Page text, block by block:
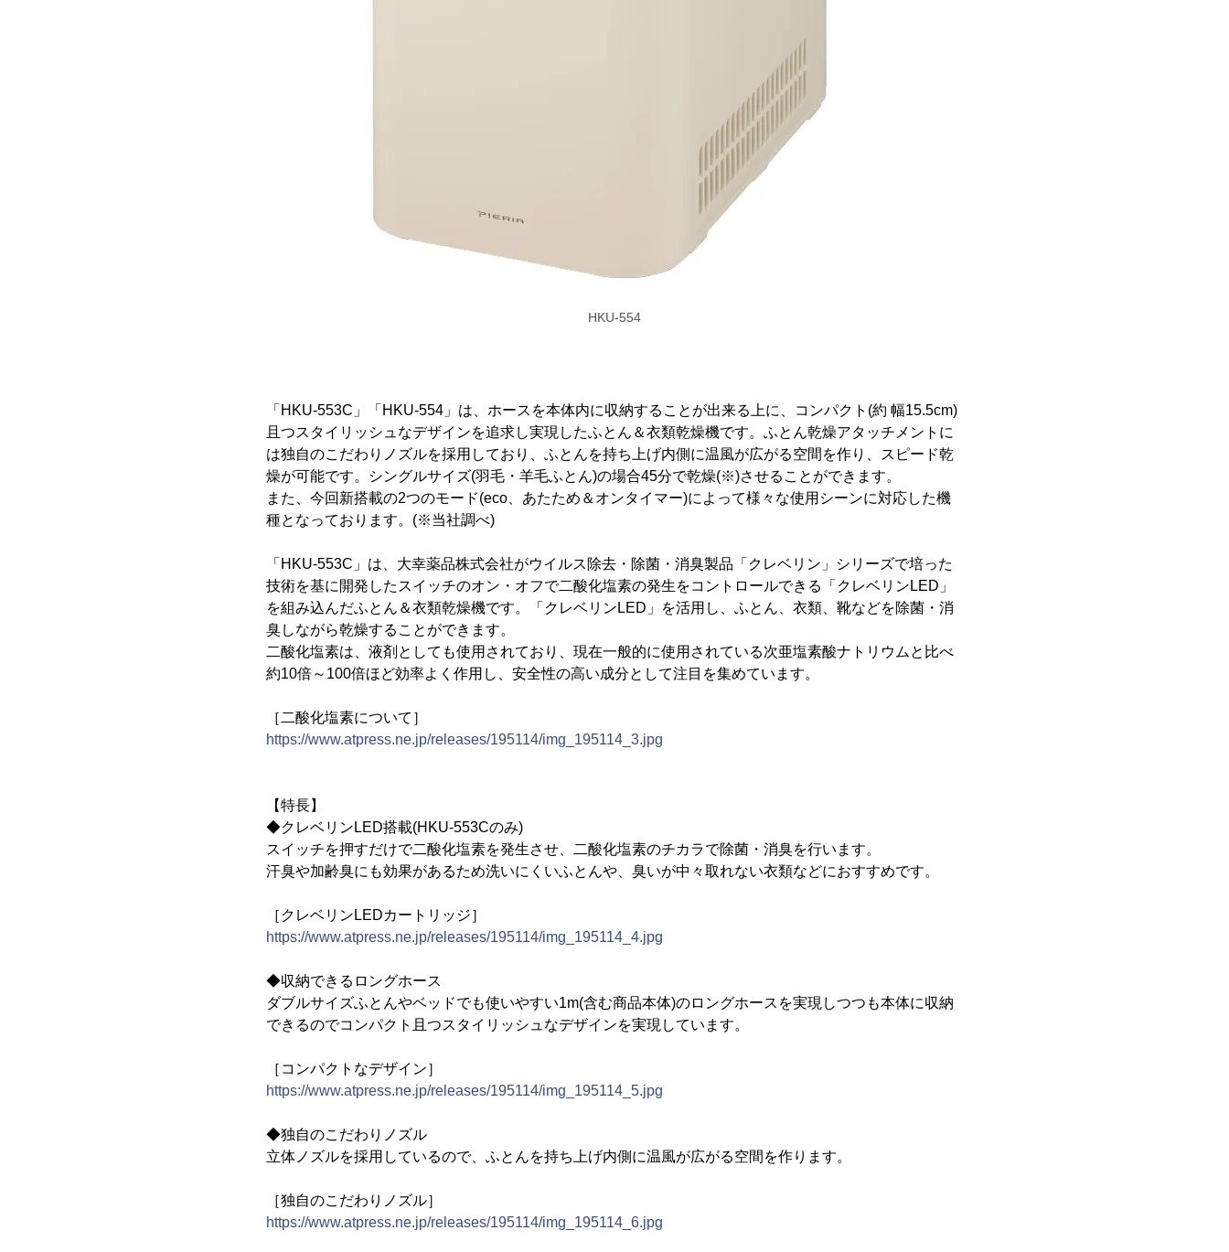
HKU-554
「HKU-553C」「HKU-554」は、ホースを本体内に収納することが出来る上に、コンパクト(約 幅15.5cm)
且つスタイリッシュなデザインを追求し実現したふとん＆衣類乾燥機です。ふとん乾燥アタッチメントに
は独自のこだわりノズルを採用しており、ふとんを持ち上げ内側に温風が広がる空間を作り、スピード乾
燥が可能です。シングルサイズ(羽毛・羊毛ふとん)の場合45分で乾燥(※)させることができます。
また、今回新搭載の2つのモード(eco、あたため＆オンタイマー)によって様々な使用シーンに対応した機
種となっております。(※当社調べ)
「HKU-553C」は、大幸薬品株式会社がウイルス除去・除菌・消臭製品「クレベリン」シリーズで培った
技術を基に開発したスイッチのオン・オフで二酸化塩素の発生をコントロールできる「クレベリンLED」
を組み込んだふとん＆衣類乾燥機です。「クレベリンLED」を活用し、ふとん、衣類、靴などを除菌・消
臭しながら乾燥することができます。
二酸化塩素は、液剤としても使用されており、現在一般的に使用されている次亜塩素酸ナトリウムと比べ
約10倍～100倍ほど効率よく作用し、安全性の高い成分として注目を集めています。
［二酸化塩素について］
https://www.atpress.ne.jp/releases/195114/img_195114_3.jpg
【特長】
◆クレベリンLED搭載(HKU-553Cのみ)
スイッチを押すだけで二酸化塩素を発生させ、二酸化塩素のチカラで除菌・消臭を行います。
汗臭や加齢臭にも効果があるため洗いにくいふとんや、臭いが中々取れない衣類などにおすすめです。
［クレベリンLEDカートリッジ］
https://www.atpress.ne.jp/releases/195114/img_195114_4.jpg
◆収納できるロングホース
ダブルサイズふとんやベッドでも使いやすい1m(含む商品本体)のロングホースを実現しつつも本体に収納
できるのでコンパクト且つスタイリッシュなデザインを実現しています。
［コンパクトなデザイン］
https://www.atpress.ne.jp/releases/195114/img_195114_5.jpg
◆独自のこだわりノズル
立体ノズルを採用しているので、ふとんを持ち上げ内側に温風が広がる空間を作ります。
［独自のこだわりノズル］
https://www.atpress.ne.jp/releases/195114/img_195114_6.jpg